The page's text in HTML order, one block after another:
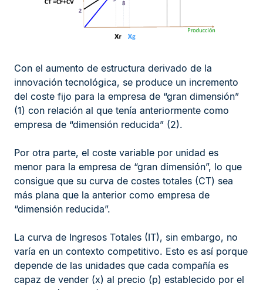
Con el aumento de estructura derivado de la
innovación tecnológica, se produce un incremento
del coste fijo para la empresa de “gran dimensión”
(1) con relación al que tenía anteriormente como
empresa de “dimensión reducida” (2).
Por otra parte, el coste variable por unidad es
menor para la empresa de “gran dimensión”, lo que
consigue que su curva de costes totales (CT) sea
más plana que la anterior como empresa de
“dimensión reducida”.
La curva de Ingresos Totales (IT), sin embargo, no
varía en un contexto competitivo. Esto es así porque
depende de las unidades que cada compañía es
capaz de vender (x) al precio (p) establecido por el